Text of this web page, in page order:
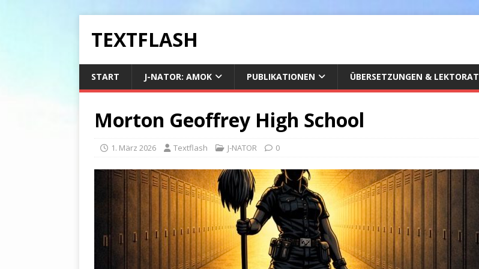
TEXTFLASH
START J-NATOR: AMOK PUBLIKATIONEN ÜBERSETZUNGEN & LEKTORAT
Morton Geoffrey High School
1. März 2026 Textflash J-NATOR 0